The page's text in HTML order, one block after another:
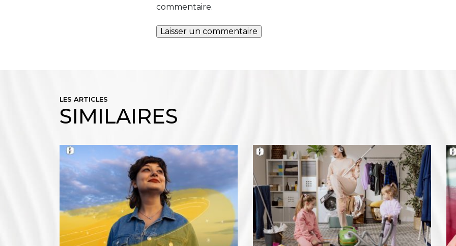
commentaire.
LES ARTICLES
SIMILAIRES